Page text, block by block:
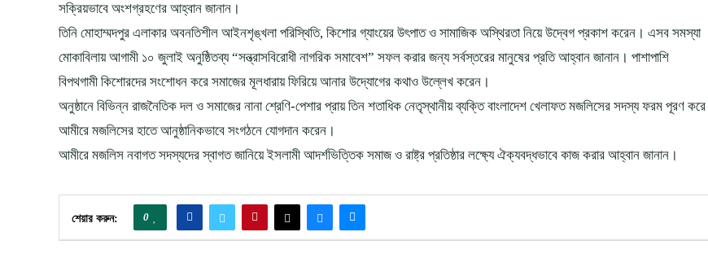
সক্রিয়ভাবে অংশগ্রহণের আহ্বান জানান।
তিনি মোহাম্মদপুর এলাকার অবনতিশীল আইনশৃঙ্খলা পরিস্থিতি, কিশোর গ্যাংয়ের উৎপাত ও সামাজিক অস্থিরতা নিয়ে উদ্বেগ প্রকাশ করেন। এসব সমস্যা
মোকাবিলায় আগামী ১০ জুলাই অনুষ্ঠিতব্য “সন্ত্রাসবিরোধী নাগরিক সমাবেশ” সফল করার জন্য সর্বস্তরের মানুষের প্রতি আহ্বান জানান। পাশাপাশি
বিপথগামী কিশোরদের সংশোধন করে সমাজের মূলধারায় ফিরিয়ে আনার উদ্যোগের কথাও উল্লেখ করেন।
অনুষ্ঠানে বিভিন্ন রাজনৈতিক দল ও সমাজের নানা শ্রেণি-পেশার প্রায় তিন শতাধিক নেতৃস্থানীয় ব্যক্তি বাংলাদেশ খেলাফত মজলিসের সদস্য ফরম পূরণ করে
আমীরে মজলিসের হাতে আনুষ্ঠানিকভাবে সংগঠনে যোগদান করেন।
আমীরে মজলিস নবাগত সদস্যদের স্বাগত জানিয়ে ইসলামী আদর্শভিত্তিক সমাজ ও রাষ্ট্র প্রতিষ্ঠার লক্ষ্যে ঐক্যবদ্ধভাবে কাজ করার আহ্বান জানান।
শেয়ার করুন: 0